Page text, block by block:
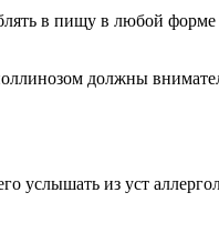
в пищу в любой
должны
услышать из уст